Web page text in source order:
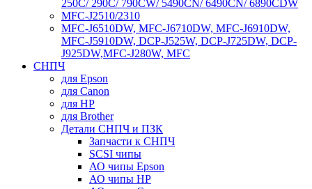
250C/ 290C/ 790CW/ 5490CN/ 6490CN/ 6890CDW
MFC-J2510/2310
MFC-J6510DW, MFC-J6710DW, MFC-J6910DW,
MFC-J5910DW, DCP-J525W, DCP-J725DW, DCP-
J925DW,MFC-J280W, MFC
СНПЧ
для Epson
для Canon
для HP
для Brother
Детали СНПЧ и ПЗК
Запчасти к СНПЧ
SCSI чипы
АО чипы Epson
АО чипы HP